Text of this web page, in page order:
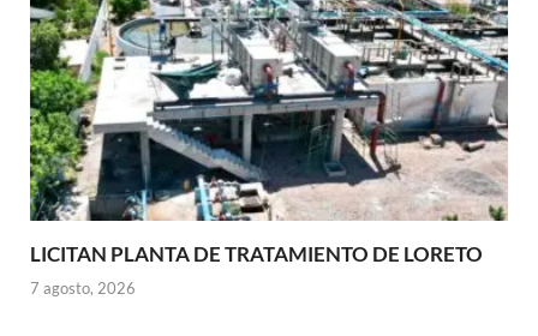
LICITAN PLANTA DE TRATAMIENTO DE LORETO
7 agosto, 2026